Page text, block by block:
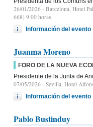
26/01/2026 - Barcelona, Hotel
668) 9.00 horas
Información del evento
Juanma Moreno
FORO DE LA NUEVA
Presidente de la Junta de
07/05/2026 - Sevilla, Hotel
Información del evento
Pablo Bustinduy